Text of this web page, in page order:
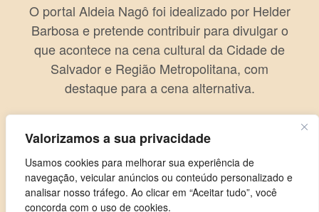
Valorizamos a sua privacidade
Usamos cookies para melhorar sua experiência de
navegação, veicular anúncios ou conteúdo personalizado e
analisar nosso tráfego. Ao clicar em “Aceitar tudo”, você
concorda com o uso de cookies.
O portal Aldeia Nagô foi idealizado por Helder
Barbosa e pretende contribuir para divulgar o
que acontece na cena cultural da Cidade de
Salvador e Região Metropolitana, com
destaque para a cena alternativa.